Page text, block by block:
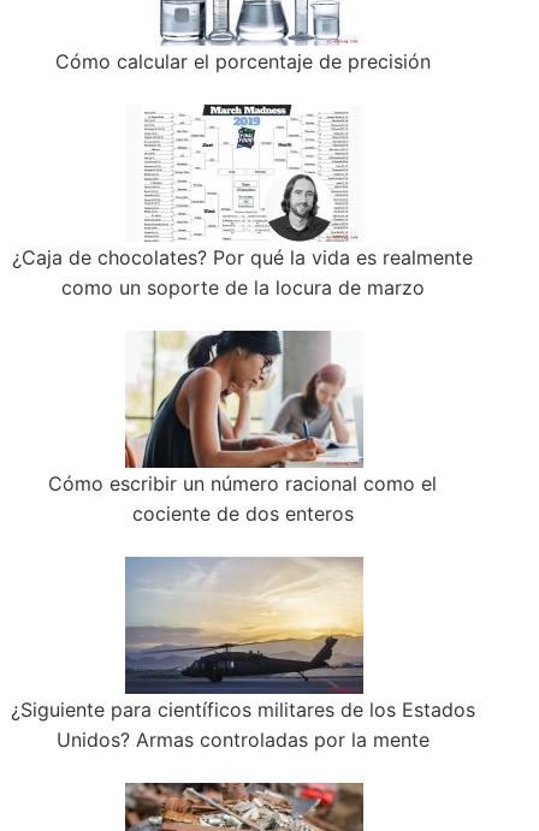
Cómo calcular el porcentaje de precisión
¿Caja de chocolates? Por qué la vida es realmente
como un soporte de la locura de marzo
Cómo escribir un número racional como el
cociente de dos enteros
¿Siguiente para científicos militares de los Estados
Unidos? Armas controladas por la mente